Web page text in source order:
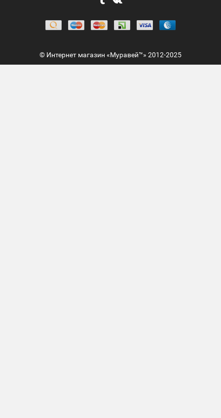
© Интернет магазин «Муравей™» 2012-2025